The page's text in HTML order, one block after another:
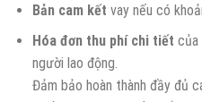
Bản cam kết vay nếu có
Hóa đơn thu phí chi tiết của
người lao động.
Đảm bảo hoàn thành đầy đủ